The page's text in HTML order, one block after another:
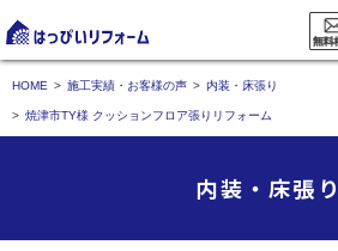
HOME 施工実績・お客様の声 内装・床張り
焼津市TY様 クッションフロア張りリフォーム
内装・床張り